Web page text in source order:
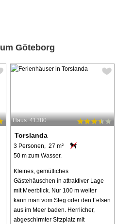
Göteborg
Haus: 41380
Torslanda
3 Personen, 27 m²
50 m zum Wasser.
Kleines, gemütliches
Gästehäuschen in attraktiver Lage
mit Meerblick. Nur 100 m weiter
kann man vom Steg oder den Felsen
aus im Meer baden. Herrlicher,
abgeschirmter Sitzplatz mit